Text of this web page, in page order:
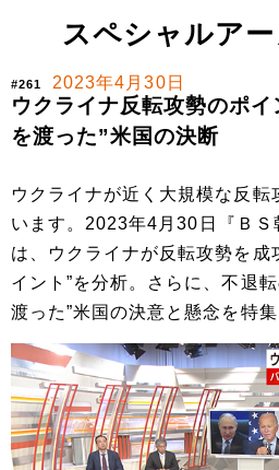
スペシャルア
#261 2023年4月30日
ウクライナ反転攻勢のポ
を渡った”米国の決断
ウクライナが近く大規模な反転
います。2023年4月30日『Ｂ
は、ウクライナが反転攻勢を成
イント”を分析。さらに、不退
渡った”米国の決意と懸念を特集